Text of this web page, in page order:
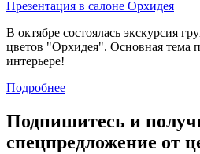
Презентация в салоне Орхидея
В октябре состоялась экскурсия
цветов "Орхидея". Основная тема
интерьере!
Подробнее
Подпишитесь и
спецпредложение от